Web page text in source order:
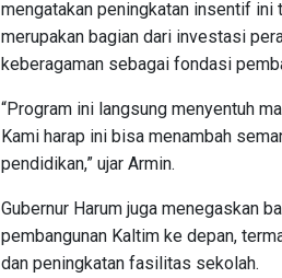
mengatakan peningkatan insentif
merupakan bagian dari investasi
keberagaman sebagai fondasi
“Program ini langsung menyentuh
Kami harap ini bisa menambah
pendidikan,” ujar Armin.
Gubernur Harum juga menegaskan
pembangunan Kaltim ke depan,
dan peningkatan fasilitas sekolah.